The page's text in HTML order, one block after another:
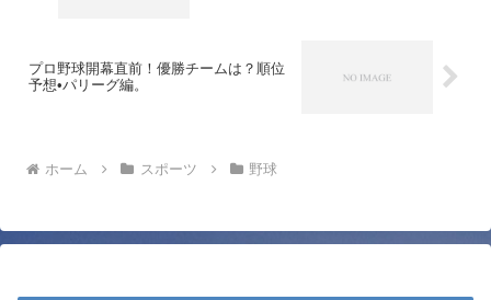
プロ野球開幕直前！優勝チームは？順位
予想•パリーグ編。
ホーム スポーツ 野球